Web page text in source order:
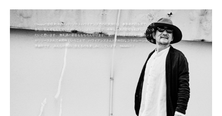
Chappyの皆様 昨年のスパリゾートハワイアンズでの社員旅行は、参加者の顔を見ていると
本当に喜んでもらえていたのかなと。 ということで、今年も社員の皆様をねぎらっていき
たいと思います。 無礼講の宴会ももちろんやります。 更に、4/21は「ふたりの愛ランド」
がリリースされて40周年ということで、ハワイアンズさんとの特別なコラボレーションも
準備中です。 みんなの笑顔に会えるのを楽しみにしています。 Mahalo！！